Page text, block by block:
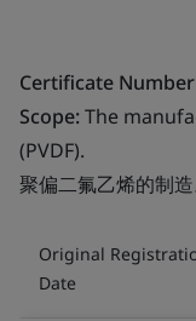
Certificate
Scope:The
(PVDF).
聚偏二氟乙烯的制造
Original
Date